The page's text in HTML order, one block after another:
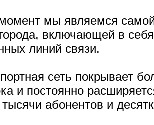
мы являемся
включающей в
линий связи.
сеть покрывает
и постоянно
абонентов и